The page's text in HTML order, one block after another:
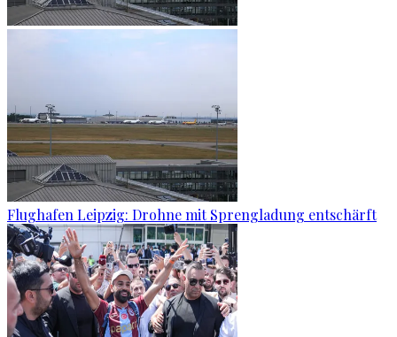
Flughafen Leipzig: Drohne mit Sprengladung entschärft